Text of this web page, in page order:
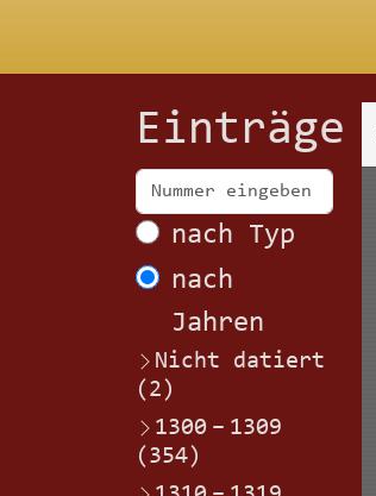
Einträge
nach Typ
nach
Jahren
Nicht datiert
(2)
1300 – 1309
(354)